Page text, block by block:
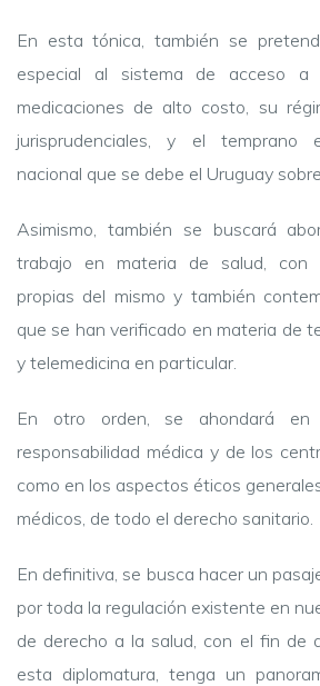
En esta tónica, también se
especial al sistema de acceso a
medicaciones de alto costo, su
jurisprudenciales, y el temprano
nacional que se debe el Uruguay
Asimismo, también se buscará
trabajo en materia de salud, con
propias del mismo y también
que se han verificado en materia de
y telemedicina en particular.
En otro orden, se ahondará
responsabilidad médica y de los
como en los aspectos éticos
médicos, de todo el derecho sanitario.
En definitiva, se busca hacer un
por toda la regulación existente en
de derecho a la salud, con el fin de
esta diplomatura, tenga un